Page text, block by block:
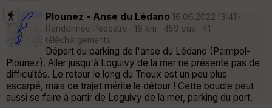
Plounez - Anse du Lédano 16.06.2022 13:41 ·
Randonnée Pédestre · 16 km · 459 vus · 41
téléchargements ·
Départ du parking de l'anse du Lédano (Paimpol-
Plounez). Aller jusqu'à Loguivy de la mer ne présente pas de
difficultés. Le retour le long du Trieux est un peu plus
escarpé, mais ce trajet mérite le détour ! Cette boucle peut
aussi se faire à partir de Loguivy de la mer, parking du port.